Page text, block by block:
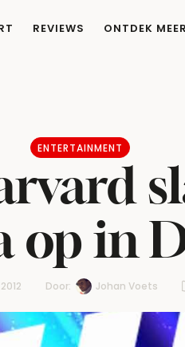
REVIEWS ONTDEK MEER
ENTERTAINMENT
op in
Door: Johan Voets